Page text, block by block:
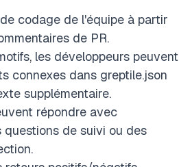
codage de l'équipe à partir
de PR.
les développeurs peuvent
connexes dans greptile.json
supplémentaire.
répondre avec
questions de suivi ou des